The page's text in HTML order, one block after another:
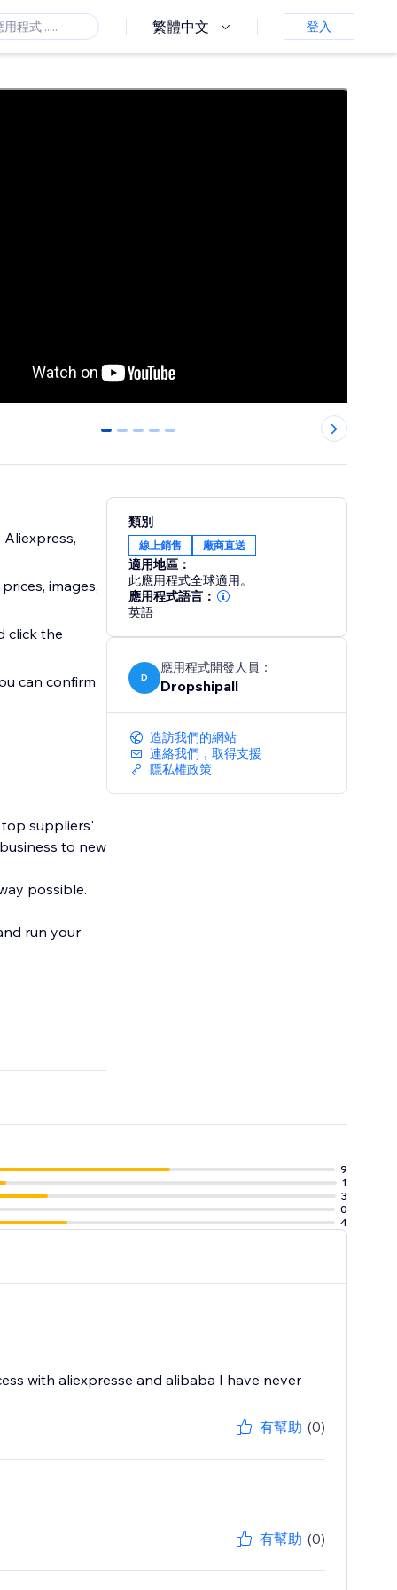
繁體中文 登入
0 1 2 3 4
images,
click the
can confirm
suppliers'
to new
possible.
run your
類別
線上銷售 廠商直送
適用地區：
此應用程式全球適用。
應用程式語言：
英語
D
應用程式開發人員：
Dropshipall
造訪我們的網站
連絡我們，取得支援
隱私權政策
9
1
3
0
4
with aliexpresse and alibaba I have never
有幫助 (0)
有幫助 (0)